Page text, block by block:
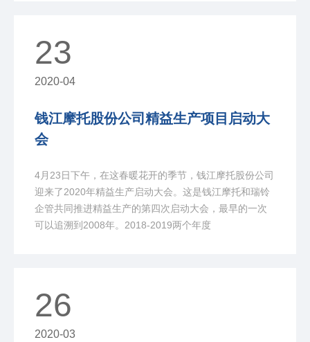
23
2020-04
钱江摩托股份公司精益生产项目启动大
会
4月23日下午，在这春暖花开的季节，钱江摩托股份公司
迎来了2020年精益生产启动大会。这是钱江摩托和瑞铃
企管共同推进精益生产的第四次启动大会，最早的一次
可以追溯到2008年。2018-2019两个年度
26
2020-03